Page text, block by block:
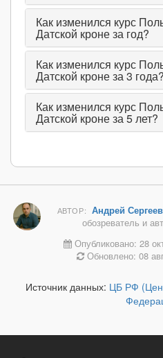
Как изменился курс
Датской кроне за год?
Как изменился курс
Датской кроне за 3 года?
Как изменился курс
Датской кроне за 5 лет?
АВТОР: Андрей
обозреватель и
Опубликовано: 28
Обновлено: 08
Источник данных: ЦБ РФ